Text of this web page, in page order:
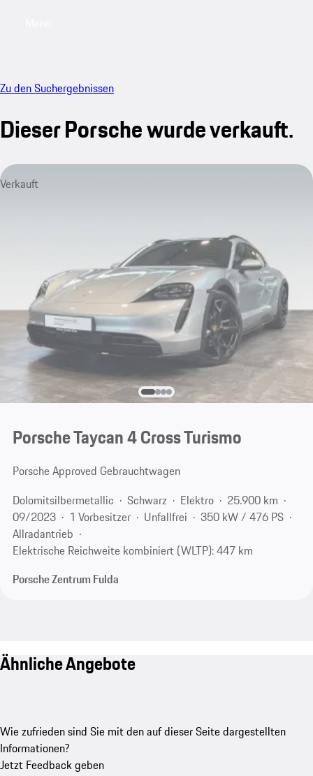
Zu den Suchergebnissen
Dieser Porsche wurde verkauft.
Verkauft
Porsche Taycan 4 Cross Turismo
Porsche Approved Gebrauchtwagen
Dolomitsilbermetallic
Schwarz Elektro
25.900 km
09/2023
1 Vorbesitzer Unfallfrei
350 kW / 476 PS
Allradantrieb
Elektrische Reichweite kombiniert (WLTP): 447 km
Porsche Zentrum Fulda
Ähnliche Angebote
Wie zufrieden sind Sie mit den auf dieser Seite dargestellten
Informationen?
Jetzt Feedback geben